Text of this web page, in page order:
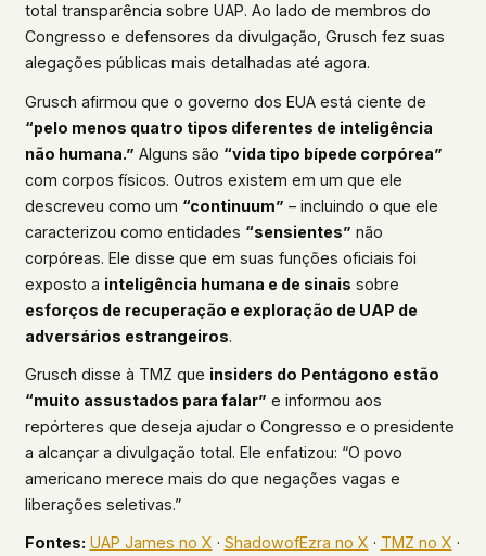
total transparência sobre UAP. Ao lado de membros do
Congresso e defensores da divulgação, Grusch fez suas
alegações públicas mais detalhadas até agora.
Grusch afirmou que o governo dos EUA está ciente de
“pelo menos quatro tipos diferentes de inteligência
não humana.” Alguns são “vida tipo bípede corpórea”
com corpos físicos. Outros existem em um que ele
descreveu como um “continuum” – incluindo o que ele
caracterizou como entidades “sensientes” não
corpóreas. Ele disse que em suas funções oficiais foi
exposto a inteligência humana e de sinais sobre
esforços de recuperação e exploração de UAP de
adversários estrangeiros.
Grusch disse à TMZ que insiders do Pentágono estão
“muito assustados para falar” e informou aos
repórteres que deseja ajudar o Congresso e o presidente
a alcançar a divulgação total. Ele enfatizou: “O povo
americano merece mais do que negações vagas e
liberações seletivas.”
Fontes: UAP James no X · ShadowofEzra no X · TMZ no X ·